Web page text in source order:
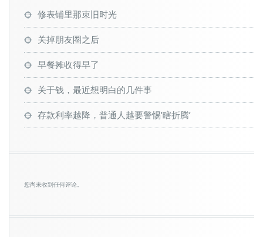
修表铺里那束旧时光
关掉朋友圈之后
早餐摊收得早了
关于钱，最近想明白的几件事
存款利率越降，普通人越要警惕’瞎折腾’
您尚未收到任何评论。